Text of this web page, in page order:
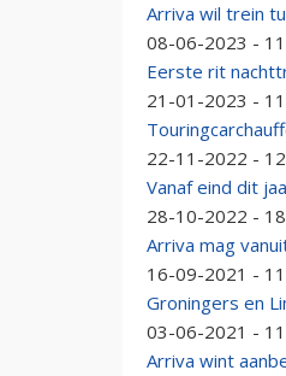
Arriva wil trein
08-06-2023 -
Eerste rit
21-01-2023 -
22-11-2022 -
Vanaf eind dit
28-10-2022 -
Arriva mag
16-09-2021 -
Groningers en
03-06-2021 -
Arriva wint